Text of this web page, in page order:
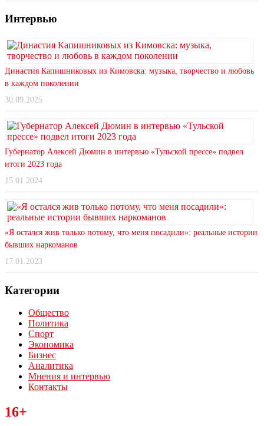
Интервью
Династия Капишниковых из Кимовска: музыка, творчество и любовь
в каждом поколении
30.09.2025
Губернатор Алексей Дюмин в интервью «Тульской прессе» подвел
итоги 2023 года
15.01.2024
«Я остался жив только потому, что меня посадили»: реальные истории
бывших наркоманов
17.01.2023
Категории
Общество
Политика
Спорт
Экономика
Бизнес
Аналитика
Мнения и интервью
Контакты
Читайте последние новости дня в Тульской области на сайте
“ЗаНовомосковск”
16+